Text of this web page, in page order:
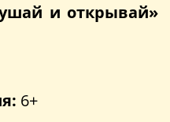
и открывай»
6+